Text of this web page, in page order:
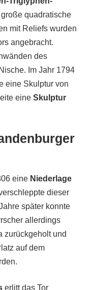
quadratische
mit Reliefs wurden
angebracht.
des
Im Jahr 1794
eine Skulptur von
eine Skulptur
eine Niederlage
dieser
später konnte
allerdings
zurückgeholt und
auf dem
erlitt das Tor